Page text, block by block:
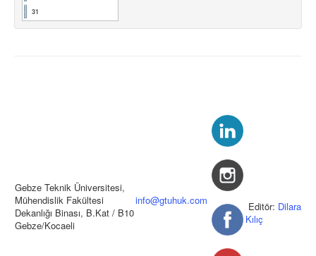
31
Gebze Teknik Üniversitesi,
Mühendislik Fakültesi
Dekanlığı Binası, B.Kat / B10
Gebze/Kocaeli
info@gtuhuk.com Editör: Dilara
Kılıç